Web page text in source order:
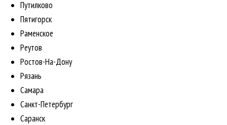
Путилково
Пятигорск
Раменское
Реутов
Ростов-На-Дону
Рязань
Самара
Санкт-Петербург
Саранск